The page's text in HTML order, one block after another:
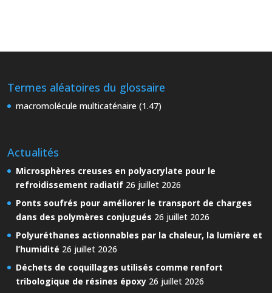
Termes aléatoires du glossaire
macromolécule multicaténaire (1.47)
Actualités
Microsphères creuses en polyacrylate pour le
refroidissement radiatif 26 juillet 2026
Ponts soufrés pour améliorer le transport de charges
dans des polymères conjugués 26 juillet 2026
Polyuréthanes actionnables par la chaleur, la lumière et
l’humidité 26 juillet 2026
Déchets de coquillages utilisés comme renfort
tribologique de résines époxy 26 juillet 2026